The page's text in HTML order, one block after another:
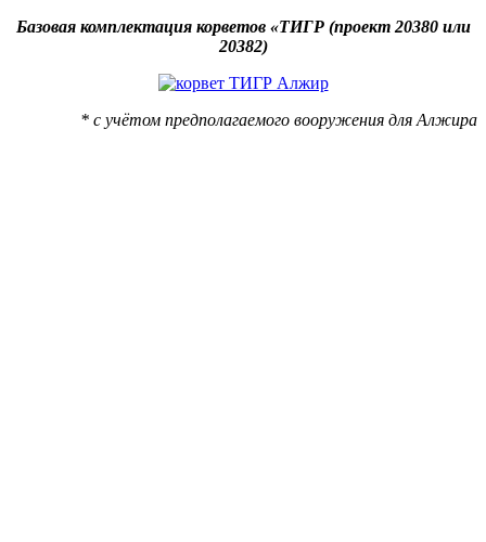
Базовая комплектация корветов «ТИГР (проект 20380 или
20382)
* с учётом предполагаемого вооружения для Алжира